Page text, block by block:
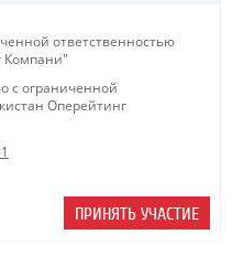
ответственностью
Компани"
с ограниченной
Оперейтинг
ПРИНЯТЬ УЧАСТИЕ